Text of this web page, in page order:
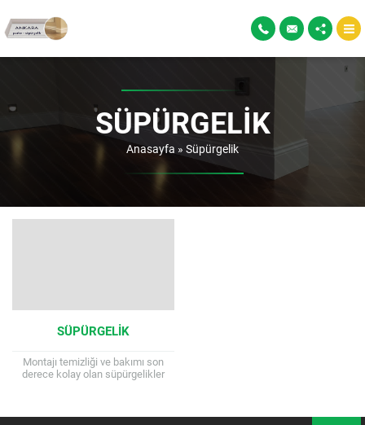
SÜPÜRGELIK
Anasayfa » Süpürgelik
SÜPÜRGELIK
Montajı temizliği ve bakımı son
derece kolay olan süpürgelikler